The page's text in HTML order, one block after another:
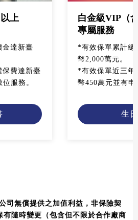
以上
金達新臺
費達新臺
服務。
白金級VIP
專屬服務
*有效保單累計總
幣2,000萬元。
*有效保單近三年
幣450萬元並有
生
司無償提供之加值利益，非保險契
有隨時變更（包含但不限於合作廠商